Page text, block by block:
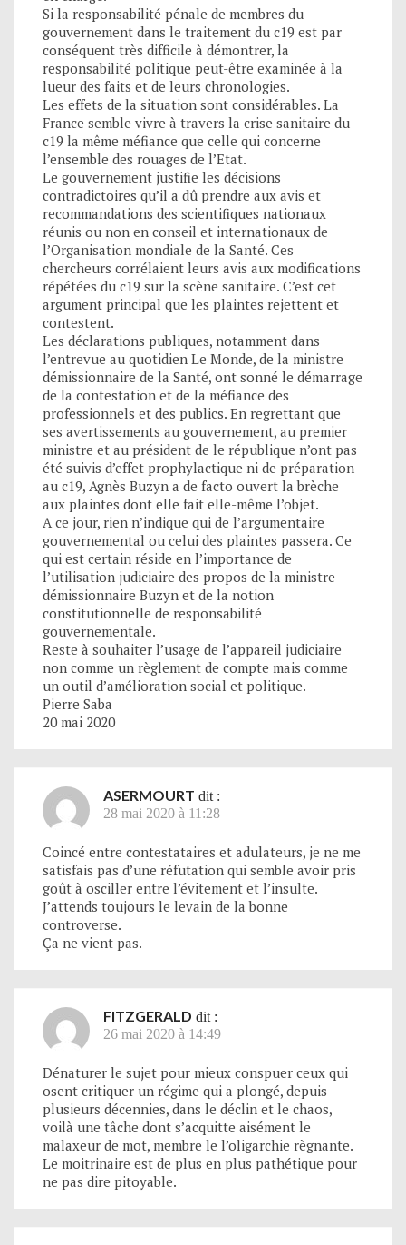
Si la responsabilité pénale de membres du
gouvernement dans le traitement du c19 est par
conséquent très difficile à démontrer, la
responsabilité politique peut-être examinée à la
lueur des faits et de leurs chronologies.
Les effets de la situation sont considérables. La
France semble vivre à travers la crise sanitaire du
c19 la même méfiance que celle qui concerne
l’ensemble des rouages de l’Etat.
Le gouvernement justifie les décisions
contradictoires qu’il a dû prendre aux avis et
recommandations des scientifiques nationaux
réunis ou non en conseil et internationaux de
l’Organisation mondiale de la Santé. Ces
chercheurs corrélaient leurs avis aux modifications
répétées du c19 sur la scène sanitaire. C’est cet
argument principal que les plaintes rejettent et
contestent.
Les déclarations publiques, notamment dans
l’entrevue au quotidien Le Monde, de la ministre
démissionnaire de la Santé, ont sonné le démarrage
de la contestation et de la méfiance des
professionnels et des publics. En regrettant que
ses avertissements au gouvernement, au premier
ministre et au président de le république n’ont pas
été suivis d’effet prophylactique ni de préparation
au c19, Agnès Buzyn a de facto ouvert la brèche
aux plaintes dont elle fait elle-même l’objet.
A ce jour, rien n’indique qui de l’argumentaire
gouvernemental ou celui des plaintes passera. Ce
qui est certain réside en l’importance de
l’utilisation judiciaire des propos de la ministre
démissionnaire Buzyn et de la notion
constitutionnelle de responsabilité
gouvernementale.
Reste à souhaiter l’usage de l’appareil judiciaire
non comme un règlement de compte mais comme
un outil d’amélioration social et politique.
Pierre Saba
20 mai 2020
ASERMOURT dit :
28 mai 2020 à 11:28
Coincé entre contestataires et adulateurs, je ne me
satisfais pas d’une réfutation qui semble avoir pris
goût à osciller entre l’évitement et l’insulte.
J’attends toujours le levain de la bonne
controverse.
Ça ne vient pas.
FITZGERALD dit :
26 mai 2020 à 14:49
Dénaturer le sujet pour mieux conspuer ceux qui
osent critiquer un régime qui a plongé, depuis
plusieurs décennies, dans le déclin et le chaos,
voilà une tâche dont s’acquitte aisément le
malaxeur de mot, membre le l’oligarchie règnante.
Le moitrinaire est de plus en plus pathétique pour
ne pas dire pitoyable.